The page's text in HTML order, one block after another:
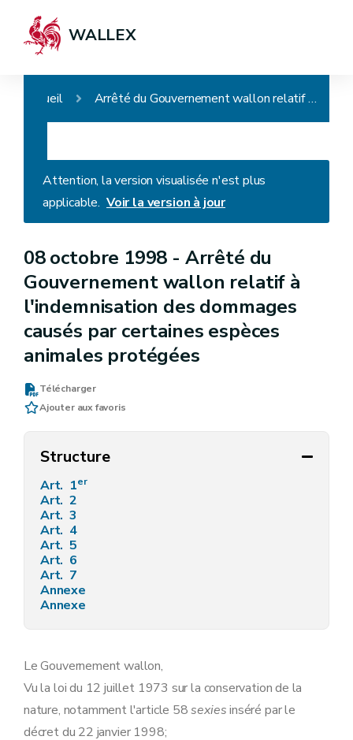
WALLEX
Accueil Arrêté du Gouvernement wallon relatif à l'indemnisation des dommages causés par certaines espèces animales protégées
Attention, la version visualisée n'est plus
applicable. Voir la version à jour
08 octobre 1998 - Arrêté du
Gouvernement wallon relatif à
l'indemnisation des dommages
causés par certaines espèces
animales protégées
Télécharger
Ajouter aux favoris
Structure
Art. 1er
Art. 2
Art. 3
Art. 4
Art. 5
Art. 6
Art. 7
Annexe
Annexe
Le Gouvernement wallon,
Vu la loi du 12 juillet 1973 sur la conservation de la
nature, notamment l'article 58sexiesinséré par le
décret du 22 janvier 1998;